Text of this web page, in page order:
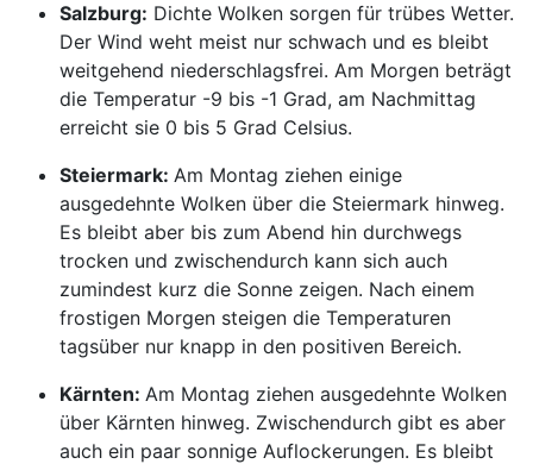
Salzburg: Dichte Wolken sorgen für trübes Wetter.
Der Wind weht meist nur schwach und es bleibt
weitgehend niederschlagsfrei. Am Morgen beträgt
die Temperatur -9 bis -1 Grad, am Nachmittag
erreicht sie 0 bis 5 Grad Celsius.
Steiermark: Am Montag ziehen einige
ausgedehnte Wolken über die Steiermark hinweg.
Es bleibt aber bis zum Abend hin durchwegs
trocken und zwischendurch kann sich auch
zumindest kurz die Sonne zeigen. Nach einem
frostigen Morgen steigen die Temperaturen
tagsüber nur knapp in den positiven Bereich.
Kärnten: Am Montag ziehen ausgedehnte Wolken
über Kärnten hinweg. Zwischendurch gibt es aber
auch ein paar sonnige Auflockerungen. Es bleibt